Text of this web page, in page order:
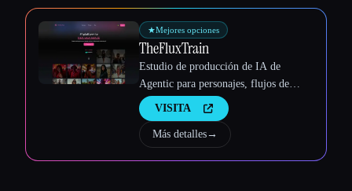
★Mejores opciones
TheFluxTrain
Estudio de producción de IA de
Agentic para personajes, flujos de
trabajo y vídeos coherentes
VISITA
Más detalles→